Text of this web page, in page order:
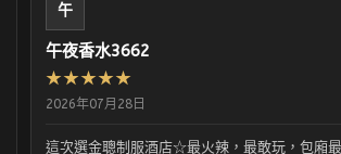
午
午夜香水3662
★★★★★
2026年07月28日
這次選金聰制服酒店☆最火辣，最敢玩，包廂